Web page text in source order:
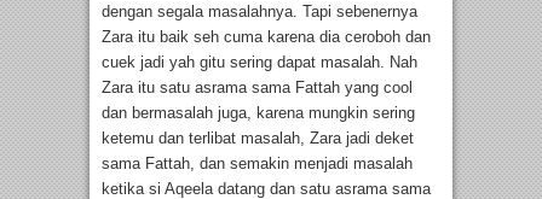
dengan segala masalahnya. Tapi sebenernya
Zara itu baik seh cuma karena dia ceroboh dan
cuek jadi yah gitu sering dapat masalah. Nah
Zara itu satu asrama sama Fattah yang cool
dan bermasalah juga, karena mungkin sering
ketemu dan terlibat masalah, Zara jadi deket
sama Fattah, dan semakin menjadi masalah
ketika si Aqeela datang dan satu asrama sama